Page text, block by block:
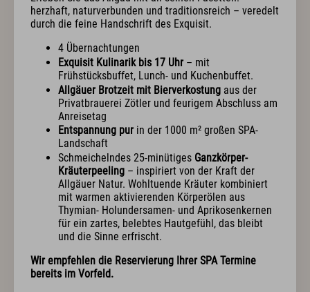
Exquisit Business - Tagen & Feiern
Kulinarik & Genuss
Frühstück im Hotel
Mittag & mehr
Kulinarischer Abend
Bar & Weinkeller
Feiern & Hochzeiten
Wellness & Spa
Philosophie
Übersichtsplan & Öffnungszeiten
Spa Bereich
Spa Anwendungen
Ruheoasen
Exquisit Garten
herzhaft, naturverbunden und traditionsreich – veredelt
durch die feine Handschrift des Exquisit.
4 Übernachtungen
Exquisit Kulinarik bis 17 Uhr – mit
Frühstücksbuffet, Lunch- und Kuchenbuffet.
Allgäuer Brotzeit mit Bierverkostung aus der
Privatbrauerei Zötler und feurigem Abschluss am
Anreisetag
Entspannung purin der 1000 m² großen SPA-
Landschaft
Schmeichelndes 25-minütiges Ganzkörper-
Kräuterpeeling – inspiriert von der Kraft der
Allgäuer Natur. Wohltuende Kräuter kombiniert
mit warmen aktivierenden Körperölen aus
Thymian- Holundersamen- und Aprikosenkernen
für ein zartes, belebtes Hautgefühl, das bleibt
und die Sinne erfrischt.
Wir empfehlen die Reservierung Ihrer SPA Termine
bereits im Vorfeld.